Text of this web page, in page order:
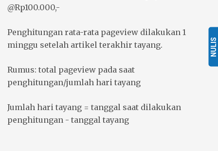
@Rp100.000,-
Penghitungan rata-rata pageview dilakukan 1
minggu setelah artikel terakhir tayang.
Rumus: total pageview pada saat
penghitungan/jumlah hari tayang
Jumlah hari tayang = tanggal saat dilakukan
penghitungan - tanggal tayang
NULIS